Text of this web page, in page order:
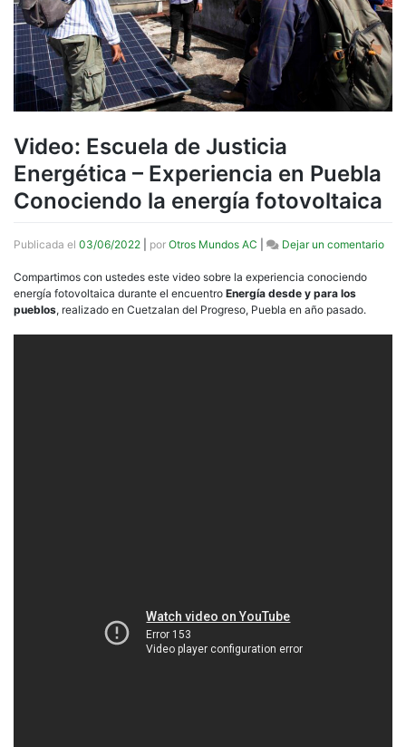
Video: Escuela de Justicia
Energética – Experiencia en Puebla
Conociendo la energía fotovoltaica
Publicada el 03/06/2022 por Otros Mundos AC Dejar un comentarioen
Compartimos con ustedes este video sobre la experiencia conociendo
energía fotovoltaica durante el encuentro Energía desde y para los
pueblos, realizado en Cuetzalan del Progreso, Puebla en año pasado.